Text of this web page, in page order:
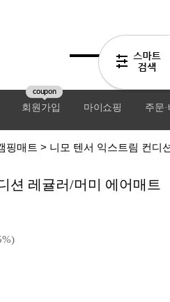
회원가입
coupon
마이쇼핑 주문
핑매트 > 니모 텐서 익스트림 컨디
션 레귤러/머미 에어매트
%)